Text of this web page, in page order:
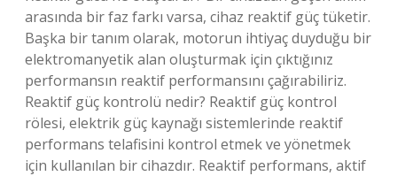
arasında bir faz farkı varsa, cihaz reaktif güç tüketir.
Başka bir tanım olarak, motorun ihtiyaç duyduğu bir
elektromanyetik alan oluşturmak için çıktığınız
performansın reaktif performansını çağırabiliriz.
Reaktif güç kontrolü nedir? Reaktif güç kontrol
rölesi, elektrik güç kaynağı sistemlerinde reaktif
performans telafisini kontrol etmek ve yönetmek
için kullanılan bir cihazdır. Reaktif performans, aktif